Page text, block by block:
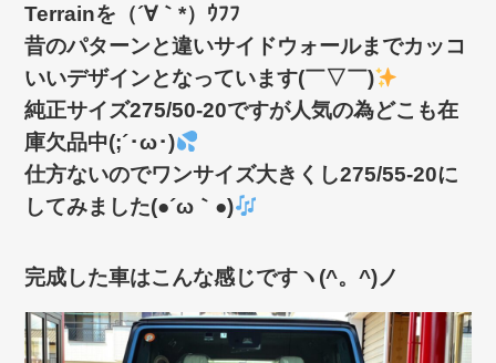
Terrainを（´∀｀*）ｳﾌﾌ
昔のパターンと違いサイドウォールまでカッコ
いいデザインとなっています(￣▽￣)
純正サイズ275/50-20ですが人気の為どこも在
庫欠品中(;´･ω･)
仕方ないのでワンサイズ大きくし275/55-20に
してみました(●´ω｀●)
完成した車はこんな感じですヽ(^。^)ノ